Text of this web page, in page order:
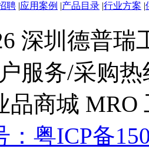
聘 |应用案例 |产品目录 |行业方案 |
深圳德普瑞
服务/采购热
品商城 MRO
：粤ICP备